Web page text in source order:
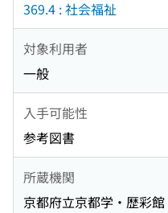
369.4 : 社会福祉
対象利用者
一般
入手可能性
参考図書
所蔵機関
京都府立京都学・歴彩館